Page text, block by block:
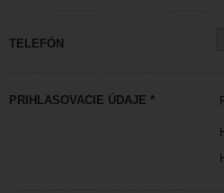
TELEFÓN
PRIHLASOVACIE ÚDAJE *